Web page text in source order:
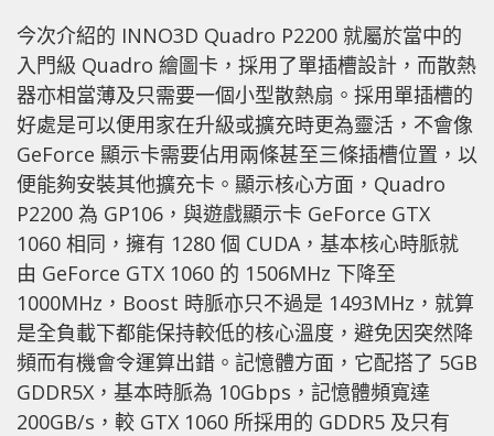
今次介紹的 INNO3D Quadro P2200 就屬於當中的
入門級 Quadro 繪圖卡，採用了單插槽設計，而散熱
器亦相當薄及只需要一個小型散熱扇。採用單插槽的
好處是可以便用家在升級或擴充時更為靈活，不會像
GeForce 顯示卡需要佔用兩條甚至三條插槽位置，以
便能夠安裝其他擴充卡。顯示核心方面，Quadro
P2200 為 GP106，與遊戲顯示卡 GeForce GTX
1060 相同，擁有 1280 個 CUDA，基本核心時脈就
由 GeForce GTX 1060 的 1506MHz 下降至
1000MHz，Boost 時脈亦只不過是 1493MHz，就算
是全負載下都能保持較低的核心溫度，避免因突然降
頻而有機會令運算出錯。記憶體方面，它配搭了 5GB
GDDR5X，基本時脈為 10Gbps，記憶體頻寬達
200GB/s，較 GTX 1060 所採用的 GDDR5 及只有